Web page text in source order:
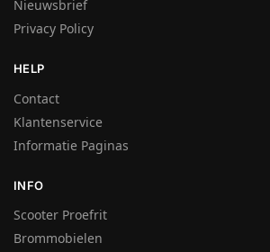
Nieuwsbrief
Privacy Policy
HELP
Contact
Klantenservice
Informatie Paginas
INFO
Scooter Proefrit
Brommobielen